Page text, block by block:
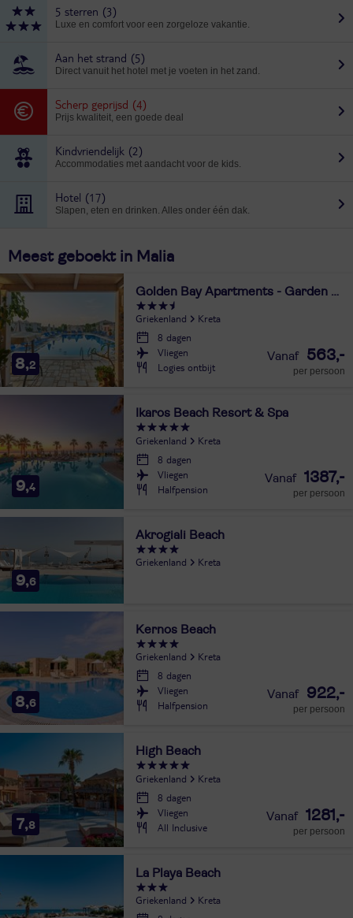
5 sterren (3)
Luxe en comfort voor een zorgeloze vakantie.
Aan het strand (5)
Direct vanuit het hotel met je voeten in het zand.
Scherp geprijsd (4)
Prijs kwaliteit, een goede deal
Kindvriendelijk (2)
Accommodaties met aandacht voor de kids.
Hotel (17)
Slapen, eten en drinken. Alles onder één dak.
Meest geboekt in Malia
8,2
Golden Bay Apartments - Garden Haven
Griekenland
Kreta
8 dagen
Vliegen
Logies ontbijt
563,-
per persoon
9,4
Ikaros Beach Resort & Spa
Griekenland
Kreta
8 dagen
Vliegen
Halfpension
1387,-
per persoon
9,6
Akrogiali Beach
Griekenland Kreta
8,6
Kernos Beach
Griekenland
Kreta
8 dagen
Vliegen
Halfpension
922,-
per persoon
7,8
High Beach
Griekenland
Kreta
8 dagen
Vliegen
All Inclusive
1281,-
per persoon
La Playa Beach
Griekenland
Kreta